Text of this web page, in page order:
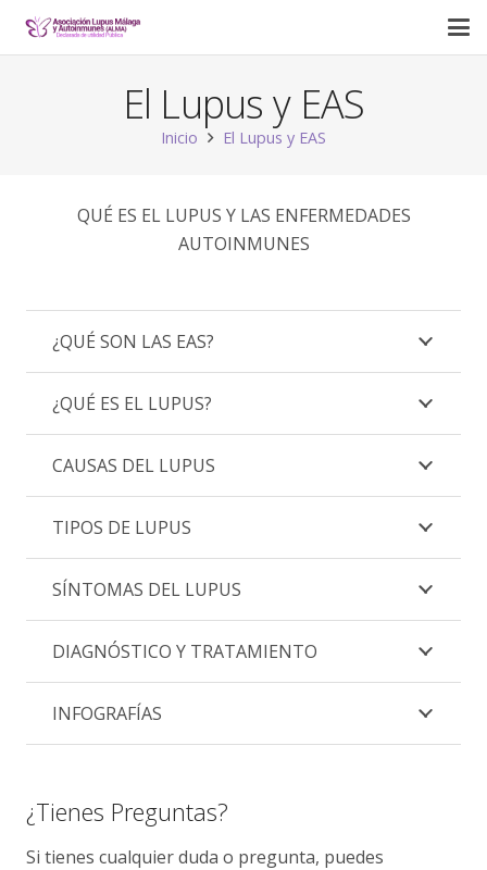
El Lupus y EAS
Inicio El Lupus y EAS
QUÉ ES EL LUPUS Y LAS ENFERMEDADES
AUTOINMUNES
¿QUÉ SON LAS EAS?
¿QUÉ ES EL LUPUS?
CAUSAS DEL LUPUS
TIPOS DE LUPUS
SÍNTOMAS DEL LUPUS
DIAGNÓSTICO Y TRATAMIENTO
INFOGRAFÍAS
¿Tienes Preguntas?
Si tienes cualquier duda o pregunta, puedes